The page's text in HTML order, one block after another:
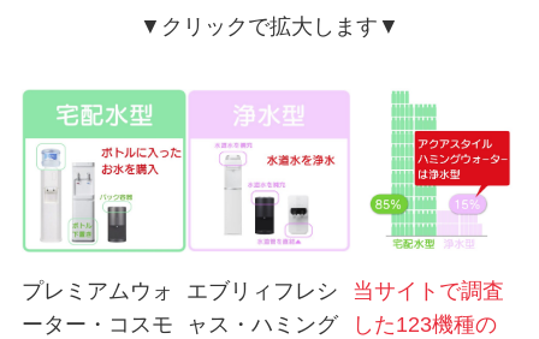
▼クリックで拡大します▼
プレミアムウォ
ーター・コスモ
エブリィフレシ
ャス・ハミング
当サイトで調査
した123機種の